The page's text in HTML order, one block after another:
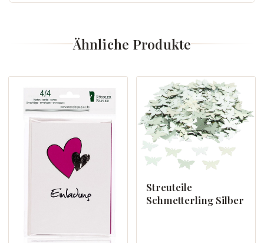
Ähnliche Produkte
Streuteile
Schmetterling Silber